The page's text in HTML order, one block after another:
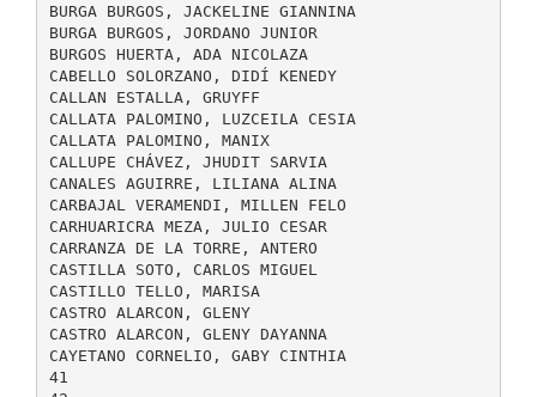
BURGA BURGOS, JACKELINE GIANNINA
BURGA BURGOS, JORDANO JUNIOR
BURGOS HUERTA, ADA NICOLAZA
CABELLO SOLORZANO, DIDÍ KENEDY
CALLAN ESTALLA, GRUYFF
CALLATA PALOMINO, LUZCEILA CESIA
CALLATA PALOMINO, MANIX
CALLUPE CHÁVEZ, JHUDIT SARVIA
CANALES AGUIRRE, LILIANA ALINA
CARBAJAL VERAMENDI, MILLEN FELO
CARHUARICRA MEZA, JULIO CESAR
CARRANZA DE LA TORRE, ANTERO
CASTILLA SOTO, CARLOS MIGUEL
CASTILLO TELLO, MARISA
CASTRO ALARCON, GLENY
CASTRO ALARCON, GLENY DAYANNA
CAYETANO CORNELIO, GABY CINTHIA
41